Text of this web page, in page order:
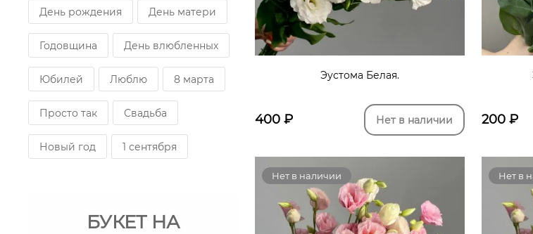
День рождения День матери
Годовщина День влюбленных
Юбилей Люблю 8 марта
Просто так Свадьба
Новый год 1 сентября
БУКЕТ НА
Эустома Белая.
400 ₽ Нет в наличии 200₽
Нет в наличии Нет в